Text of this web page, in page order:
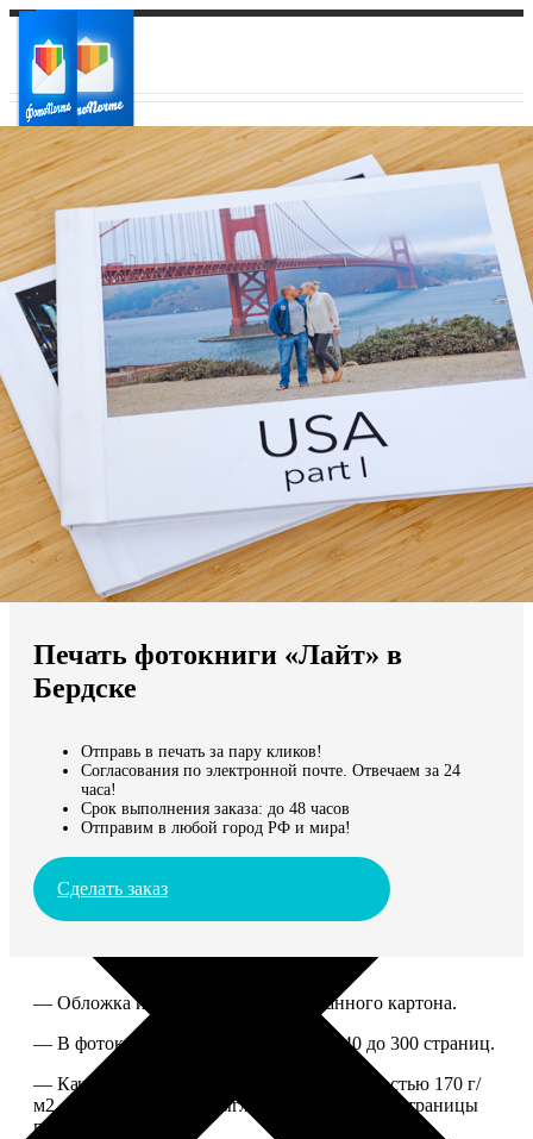
Ваш город:
Ваш регион доставки
Выберите из списка:
Мы доставляем по всему миру
Продолжить без города
Печать фотокниги «Лайт» в
Бердске
Отправь в печать за пару кликов!
Согласования по электронной почте. Отвечаем за 24
часа!
Срок выполнения заказа: до 48 часов
Отправим в любой город РФ и мира!
Сделать заказ
— Обложка из твердого ламинированного картона.
— В фотокниге можно разместить от 40 до 300 страниц.
— Качественная мелованная бумага плотностью 170 г/
м2, то есть страницы выглядят, как плотные страницы
глянцевого журнала.